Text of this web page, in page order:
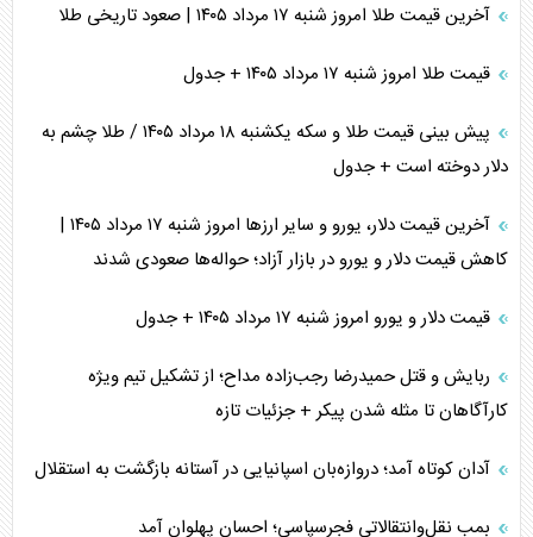
آخرین قیمت طلا امروز شنبه ۱۷ مرداد ۱۴۰۵ | صعود تاریخی طلا
قیمت طلا امروز شنبه ۱۷ مرداد ۱۴۰۵ + جدول
پیش بینی قیمت طلا و سکه یکشنبه ۱۸ مرداد ۱۴۰۵ / طلا چشم به
دلار دوخته است + جدول
آخرین قیمت دلار، یورو و سایر ارز‌ها امروز شنبه ۱۷ مرداد ۱۴۰۵ |
کاهش قیمت دلار و یورو در بازار آزاد؛ حواله‌ها صعودی شدند
قیمت دلار و یورو امروز شنبه ۱۷ مرداد ۱۴۰۵ + جدول
ربایش و قتل حمیدرضا رجب‌زاده مداح؛ از تشکیل تیم ویژه
کارآگاهان تا مثله شدن پیکر + جزئیات تازه
آدان کوتاه آمد؛ دروازه‌بان اسپانیایی در آستانه بازگشت به استقلال
بمب نقل‌وانتقالاتی فجرسپاسی؛ احسان پهلوان آمد